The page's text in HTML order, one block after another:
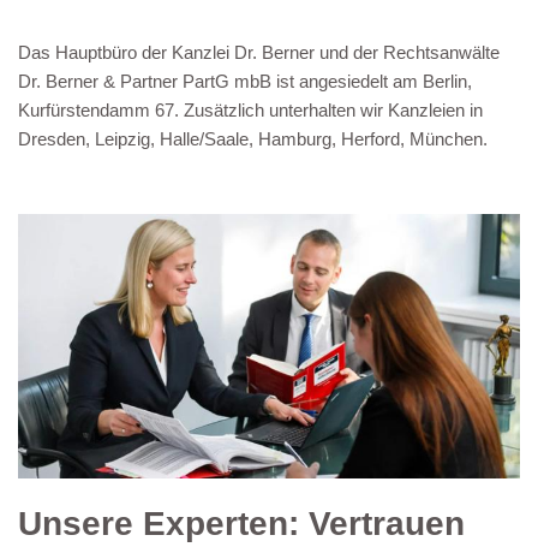
Das Hauptbüro der Kanzlei Dr. Berner und der Rechtsanwälte
Dr. Berner & Partner PartG mbB ist angesiedelt am Berlin,
Kurfürstendamm 67. Zusätzlich unterhalten wir Kanzleien in
Dresden, Leipzig, Halle/Saale, Hamburg, Herford, München.
Unsere Experten: Vertrauen